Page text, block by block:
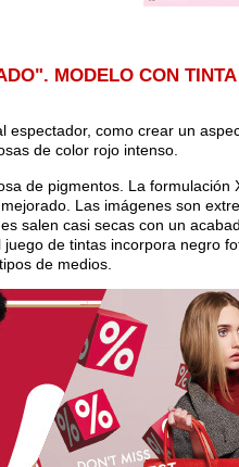
MODELO CON
espectador, como crear un
de color rojo intenso.
de pigmentos. La formulación
Las imágenes son
salen casi secas con un
de tintas incorpora negro
de medios.